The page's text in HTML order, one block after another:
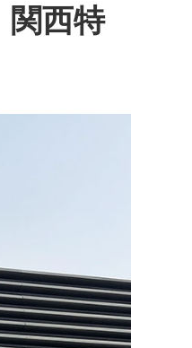
関西特